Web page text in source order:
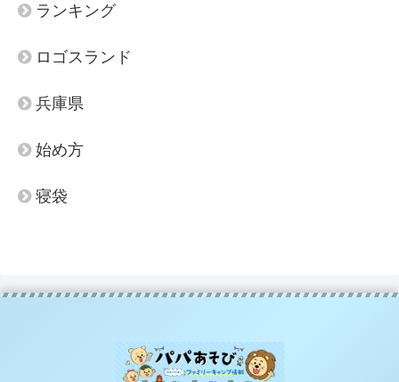
ランキング
ロゴスランド
兵庫県
始め方
寝袋